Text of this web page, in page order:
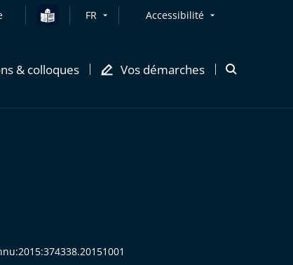
FR Accessibilité
& colloques Vos démarches
Ouvrir